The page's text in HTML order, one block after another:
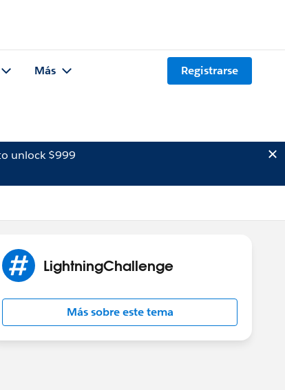
Más Registrarse
unlock $999
LightningChallenge
Más sobre este tema